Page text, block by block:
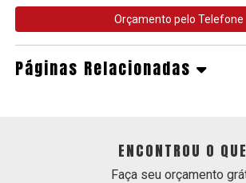
Orçamento pelo Telefone
Páginas Relacionadas
ENCONTROU O
Faça seu orçamento